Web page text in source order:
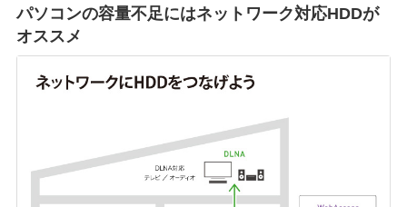
パソコンの容量不足にはネットワーク対応HDDが
オススメ